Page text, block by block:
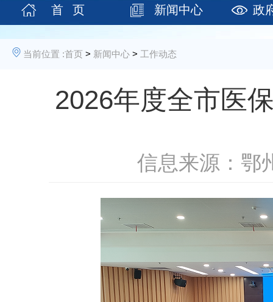
首 页 新闻中心 政
当前位置 :首页 > 新闻中心 > 工作动态
2026年度全市医
信息来源：鄂